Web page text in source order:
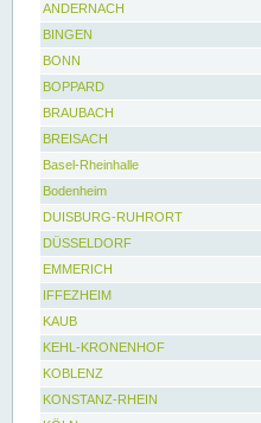
ANDERNACH
BINGEN
BONN
BOPPARD
BRAUBACH
BREISACH
Basel-Rheinhalle
Bodenheim
DUISBURG-RUHRORT
DÜSSELDORF
EMMERICH
IFFEZHEIM
KAUB
KEHL-KRONENHOF
KOBLENZ
KONSTANZ-RHEIN